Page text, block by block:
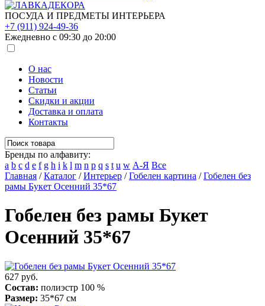
ПОСУДА И ПРЕДМЕТЫ ИНТЕРЬЕРА
+7 (911) 924-49-36
Ежедневно с 09:30 до 20:00
О нас
Новости
Статьи
Скидки и акции
Доставка и оплата
Контакты
Бренды по алфавиту:
a b c d e f g h i k l m n p q s t u w А-Я Все
Главная /Каталог /Интерьер /Гобелен картина /Гобелен без
рамы Букет Осенний 35*67
Гобелен без рамы Букет
Осенний 35*67
627 руб.
Состав: полиэстр 100 %
Размер: 35*67 см